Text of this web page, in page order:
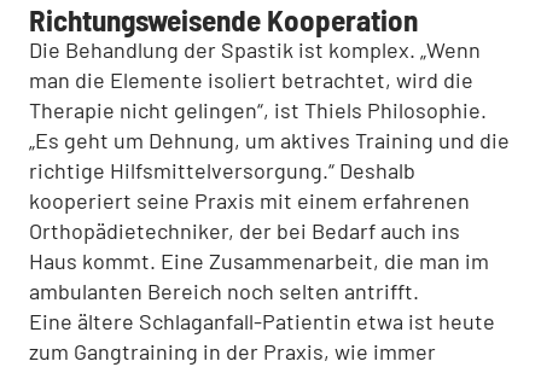
Richtungsweisende Kooperation
Die Behandlung der Spastik ist komplex. „Wenn
man die Elemente isoliert betrachtet, wird die
Therapie nicht gelingen“, ist Thiels Philosophie.
„Es geht um Dehnung, um aktives Training und die
richtige Hilfsmittelversorgung.“ Deshalb
kooperiert seine Praxis mit einem erfahrenen
Orthopädietechniker, der bei Bedarf auch ins
Haus kommt. Eine Zusammenarbeit, die man im
ambulanten Bereich noch selten antrifft.
Eine ältere Schlaganfall-Patientin etwa ist heute
zum Gangtraining in der Praxis, wie immer